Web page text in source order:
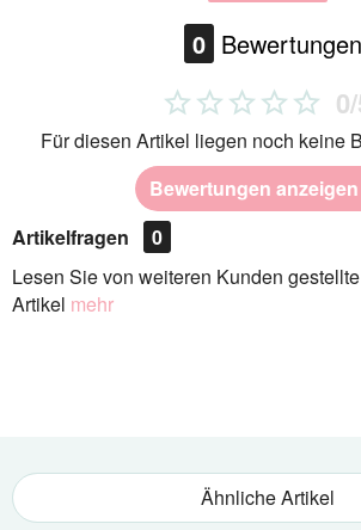
0 Bewertungen
Für diesen Artikel liegen noch keine
Bewertungen anzeigen
Artikelfragen
0
Lesen Sie von weiteren Kunden
Artikel mehr
Ähnliche Artikel